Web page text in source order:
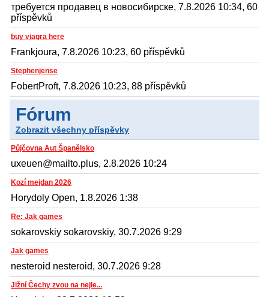
требуется продавец в новосибирске, 7.8.2026 10:34, 60
příspěvků
buy viagra here
Frankjoura, 7.8.2026 10:23, 60 příspěvků
Stephenjense
FobertProft, 7.8.2026 10:23, 88 příspěvků
Fórum
Zobrazit všechny příspěvky
Půjčovna Aut Španělsko
uxeuen@mailto.plus, 2.8.2026 10:24
Kozí mejdan 2026
Horydoly Open, 1.8.2026 1:38
Re: Jak games
sokarovskiy sokarovskiy, 30.7.2026 9:29
Jak games
nesteroid nesteroid, 30.7.2026 9:28
Jižní Čechy zvou na nejle...